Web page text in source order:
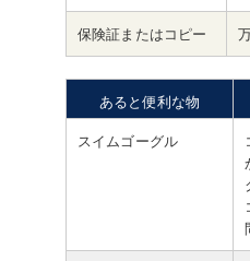
保険証またはコピー
あると便利な物
スイムゴーグル